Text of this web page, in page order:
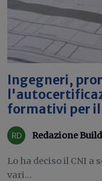
Ingegneri,
formativi per il
Redazione
Lo ha deciso il CNI a
vari...